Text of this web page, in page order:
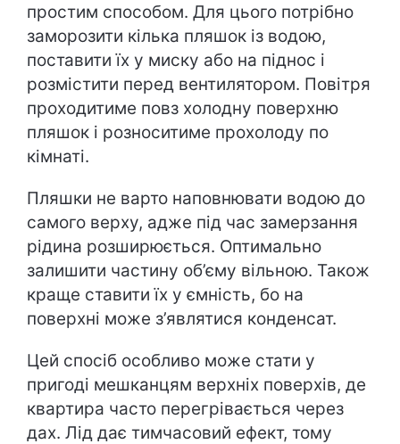
простим способом. Для цього потрібно
заморозити кілька пляшок із водою,
поставити їх у миску або на піднос і
розмістити перед вентилятором. Повітря
проходитиме повз холодну поверхню
пляшок і розноситиме прохолоду по
кімнаті.
Пляшки не варто наповнювати водою до
самого верху, адже під час замерзання
рідина розширюється. Оптимально
залишити частину об’єму вільною. Також
краще ставити їх у ємність, бо на
поверхні може з’являтися конденсат.
Цей спосіб особливо може стати у
пригоді мешканцям верхніх поверхів, де
квартира часто перегрівається через
дах. Лід дає тимчасовий ефект, тому